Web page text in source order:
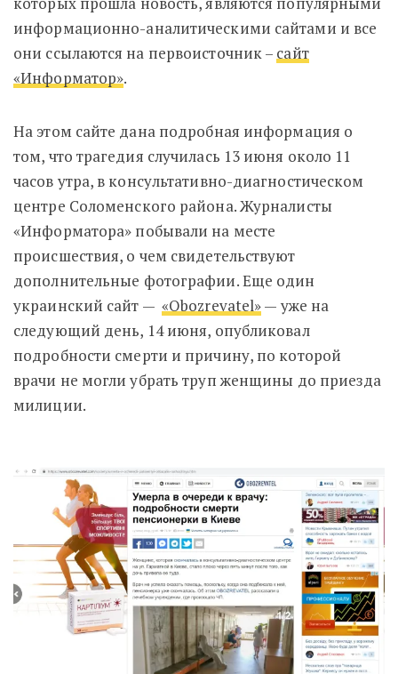
информационно-аналитическими сайтами и все
они ссылаются на первоисточник – сайт
«Информатор».
На этом сайте дана подробная информация о
том, что трагедия случилась 13 июня около 11
часов утра, в консультативно-диагностическом
центре Соломенского района. Журналисты
«Информатора» побывали на месте
происшествия, о чем свидетельствуют
дополнительные фотографии. Еще один
украинский сайт — «Obozrevatel»— уже на
следующий день, 14 июня, опубликовал
подробности смерти и причину, по которой
врачи не могли убрать труп женщины до приезда
милиции.